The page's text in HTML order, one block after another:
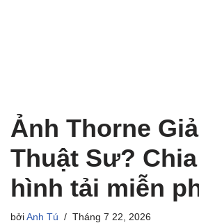
Ảnh Thorne
Thuật Sư? Chia
hình tải miễn
bởi Anh Tú Tháng 7 22, 2026